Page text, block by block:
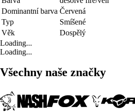
Dominantní barva Červená
Typ
Smíšené
Věk
Dospělý
Loading...
Loading...
Všechny naše značky